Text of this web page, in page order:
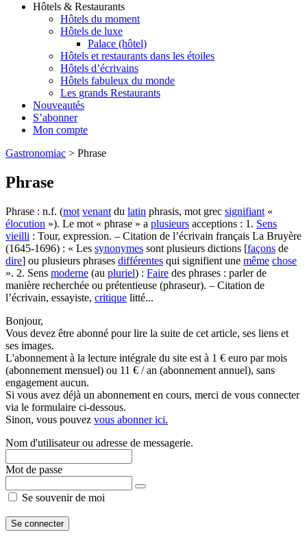
Hôtels & Restaurants
Hôtels du moment
Hôtels de luxe
Palace (hôtel)
Hôtels et restaurants dans les étoiles
Hôtels d’écrivains
Hôtels fabuleux du monde
Les grands Restaurants
Nouveautés
S’abonner
Mon compte
Gastronomiac > Phrase
Phrase
Phrase : n.f. (mot venant du latin phrasis, mot grec signifiant «
élocution »). Le mot « phrase » a plusieurs acceptions : 1. Sens
vieilli : Tour, expression. – Citation de l’écrivain français La Bruyère
(1645-1696) : « Les synonymes sont plusieurs dictions [façons de
dire] ou plusieurs phrases différentes qui signifient une même chose
». 2. Sens moderne (au pluriel) : Faire des phrases : parler de
manière recherchée ou prétentieuse (phraseur). – Citation de
l’écrivain, essayiste, critique litté...
Bonjour,
Vous devez être abonné pour lire la suite de cet article, ses liens et
ses images.
L'abonnement à la lecture intégrale du site est à 1 € euro par mois
(abonnement mensuel) ou 11 € / an (abonnement annuel), sans
engagement aucun.
Si vous avez déjà un abonnement en cours, merci de vous connecter
via le formulaire ci-dessous.
Sinon, vous pouvez vous abonner ici.
Nom d'utilisateur ou adresse de messagerie.
Mot de passe
Se souvenir de moi